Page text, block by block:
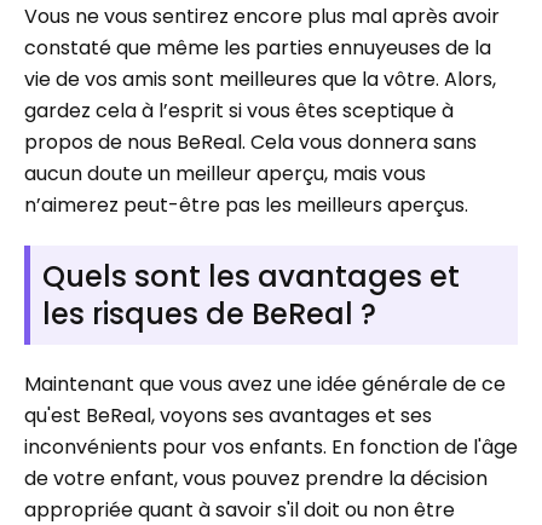
Vous ne vous sentirez encore plus mal après avoir
constaté que même les parties ennuyeuses de la
vie de vos amis sont meilleures que la vôtre. Alors,
gardez cela à l’esprit si vous êtes sceptique à
propos de nous BeReal. Cela vous donnera sans
aucun doute un meilleur aperçu, mais vous
n’aimerez peut-être pas les meilleurs aperçus.
Quels sont les avantages et
les risques de BeReal ?
Maintenant que vous avez une idée générale de ce
qu'est BeReal, voyons ses avantages et ses
inconvénients pour vos enfants. En fonction de l'âge
de votre enfant, vous pouvez prendre la décision
appropriée quant à savoir s'il doit ou non être